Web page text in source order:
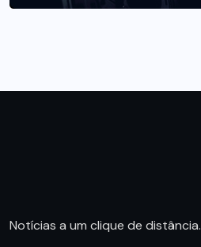
Notícias a um clique de distância.